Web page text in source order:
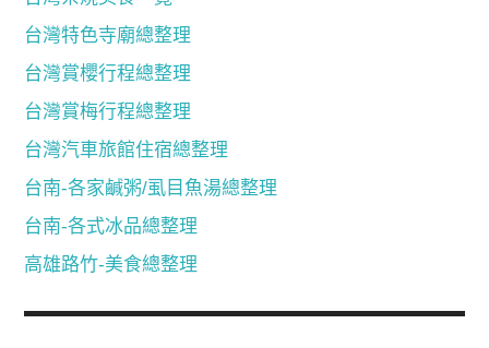
台灣特色寺廟總整理
台灣賞櫻行程總整理
台灣賞梅行程總整理
台灣汽車旅館住宿總整理
台南-各家鹹粥/虱目魚湯總整理
台南-各式冰品總整理
高雄路竹-美食總整理